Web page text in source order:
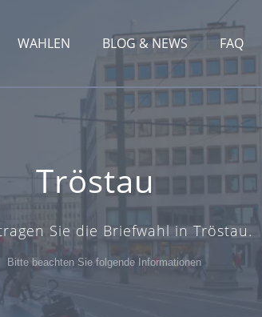
WAHLEN BLOG & NEWS FAQ
Tröstau
Sie die Briefwahl in Tröstau.
Bitte beachten Sie folgende Informationen